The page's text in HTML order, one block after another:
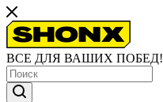
ВСЕ ДЛЯ ВАШИХ ПОБЕД!